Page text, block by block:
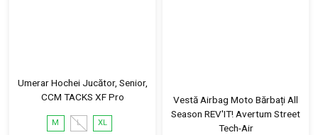
Umerar Hochei Jucător, Senior,
CCM TACKS XF Pro
M L XL
Vestă Airbag Moto Bărbați All
Season REV'IT! Avertum Street
Tech-Air